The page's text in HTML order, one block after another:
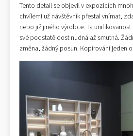
Tento detail se objevil v expozicích
chvílemi už návštěvník přestal vnímat,
nebo již jiného výrobce. Ta
své podstatě dost nudná až smutná.
změna, žádný posun. Kopírování jeden